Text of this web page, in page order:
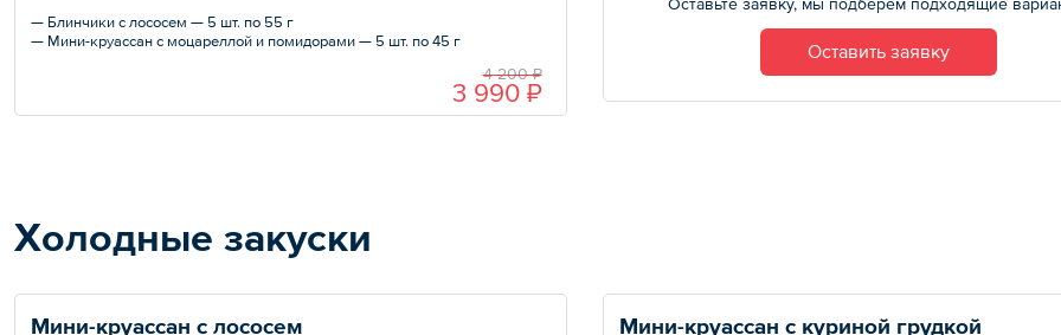
Оставить заявку
— Блинчики с лососем — 5 шт. по 55 г
— Мини-круассан с моцареллой и помидорами — 5 шт. по 45 г
— Рулетики с ореховой начинкой — 5 шт. по ???
4 200 ₽
3 990 ₽
Холодные закуски
Мини-круассан с лососем